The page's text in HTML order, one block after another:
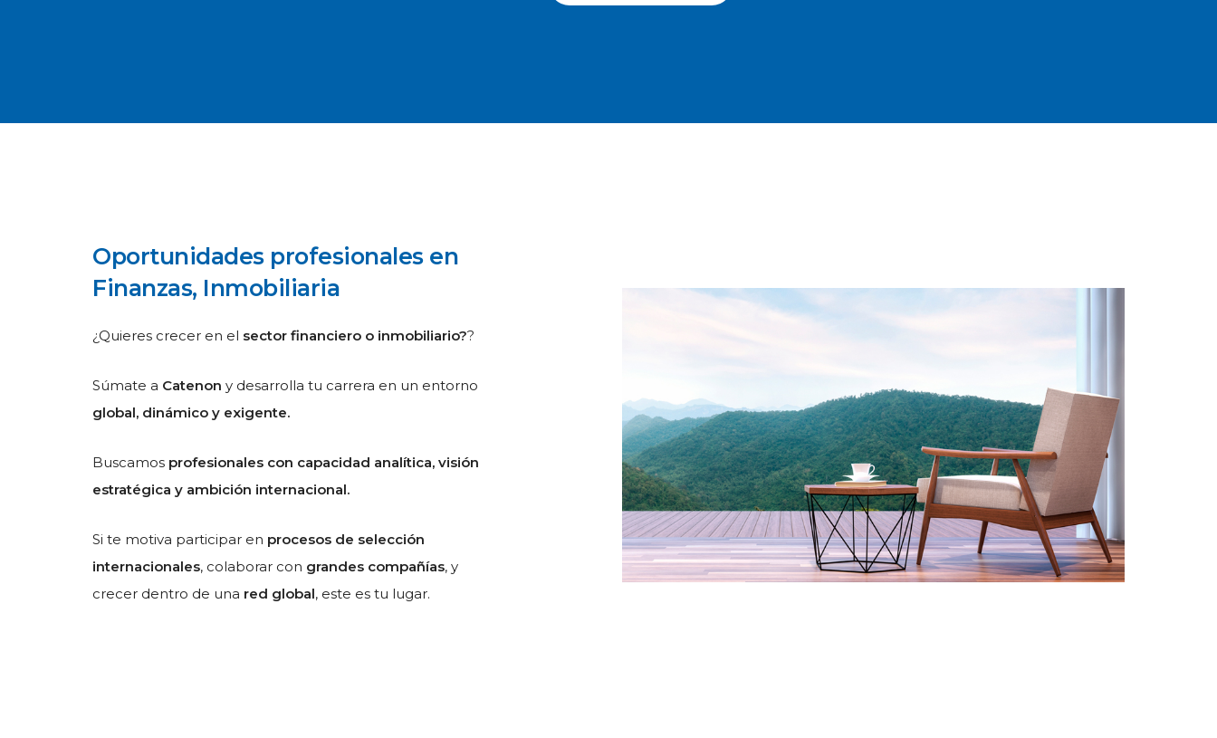
Oportunidades profesionales en
Finanzas, Inmobiliaria
¿Quieres crecer en el sector financiero o inmobiliario??
Súmate a Catenon y desarrolla tu carrera en un entorno
global, dinámico y exigente.
Buscamos profesionales con capacidad analítica, visión
estratégica y ambición internacional.
Si te motiva participar en procesos de selección
internacionales, colaborar con grandes compañías, y
crecer dentro de una red global, este es tu lugar.